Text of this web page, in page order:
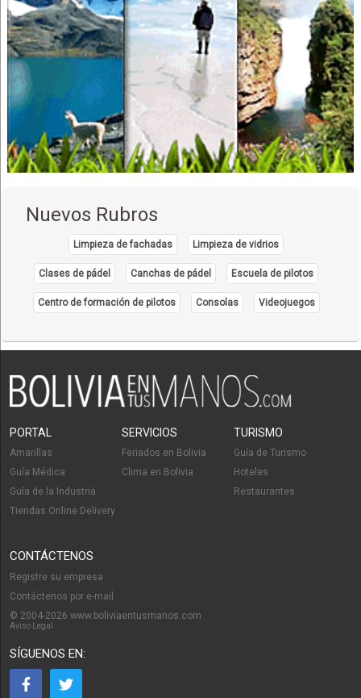
Nuevos Rubros
Limpieza de fachadas Limpieza de vidrios
Clases de pádel Canchas de pádel Escuela de pilotos
Centro de formación de pilotos Consolas Videojuegos
PORTAL
Amarillas
Guía Médica
Guía de la Industria
Tiendas Online Delivery
SERVICIOS
Feriados en Bolivia
Clima en Bolivia
TURISMO
Guía de Turismo
Hoteles
Restaurantes
CONTÁCTENOS
Registre su empresa
Contáctenos por e-mail
© 2004-2026 www.boliviaentusmanos.com
Aviso Legal
SÍGUENOS EN: